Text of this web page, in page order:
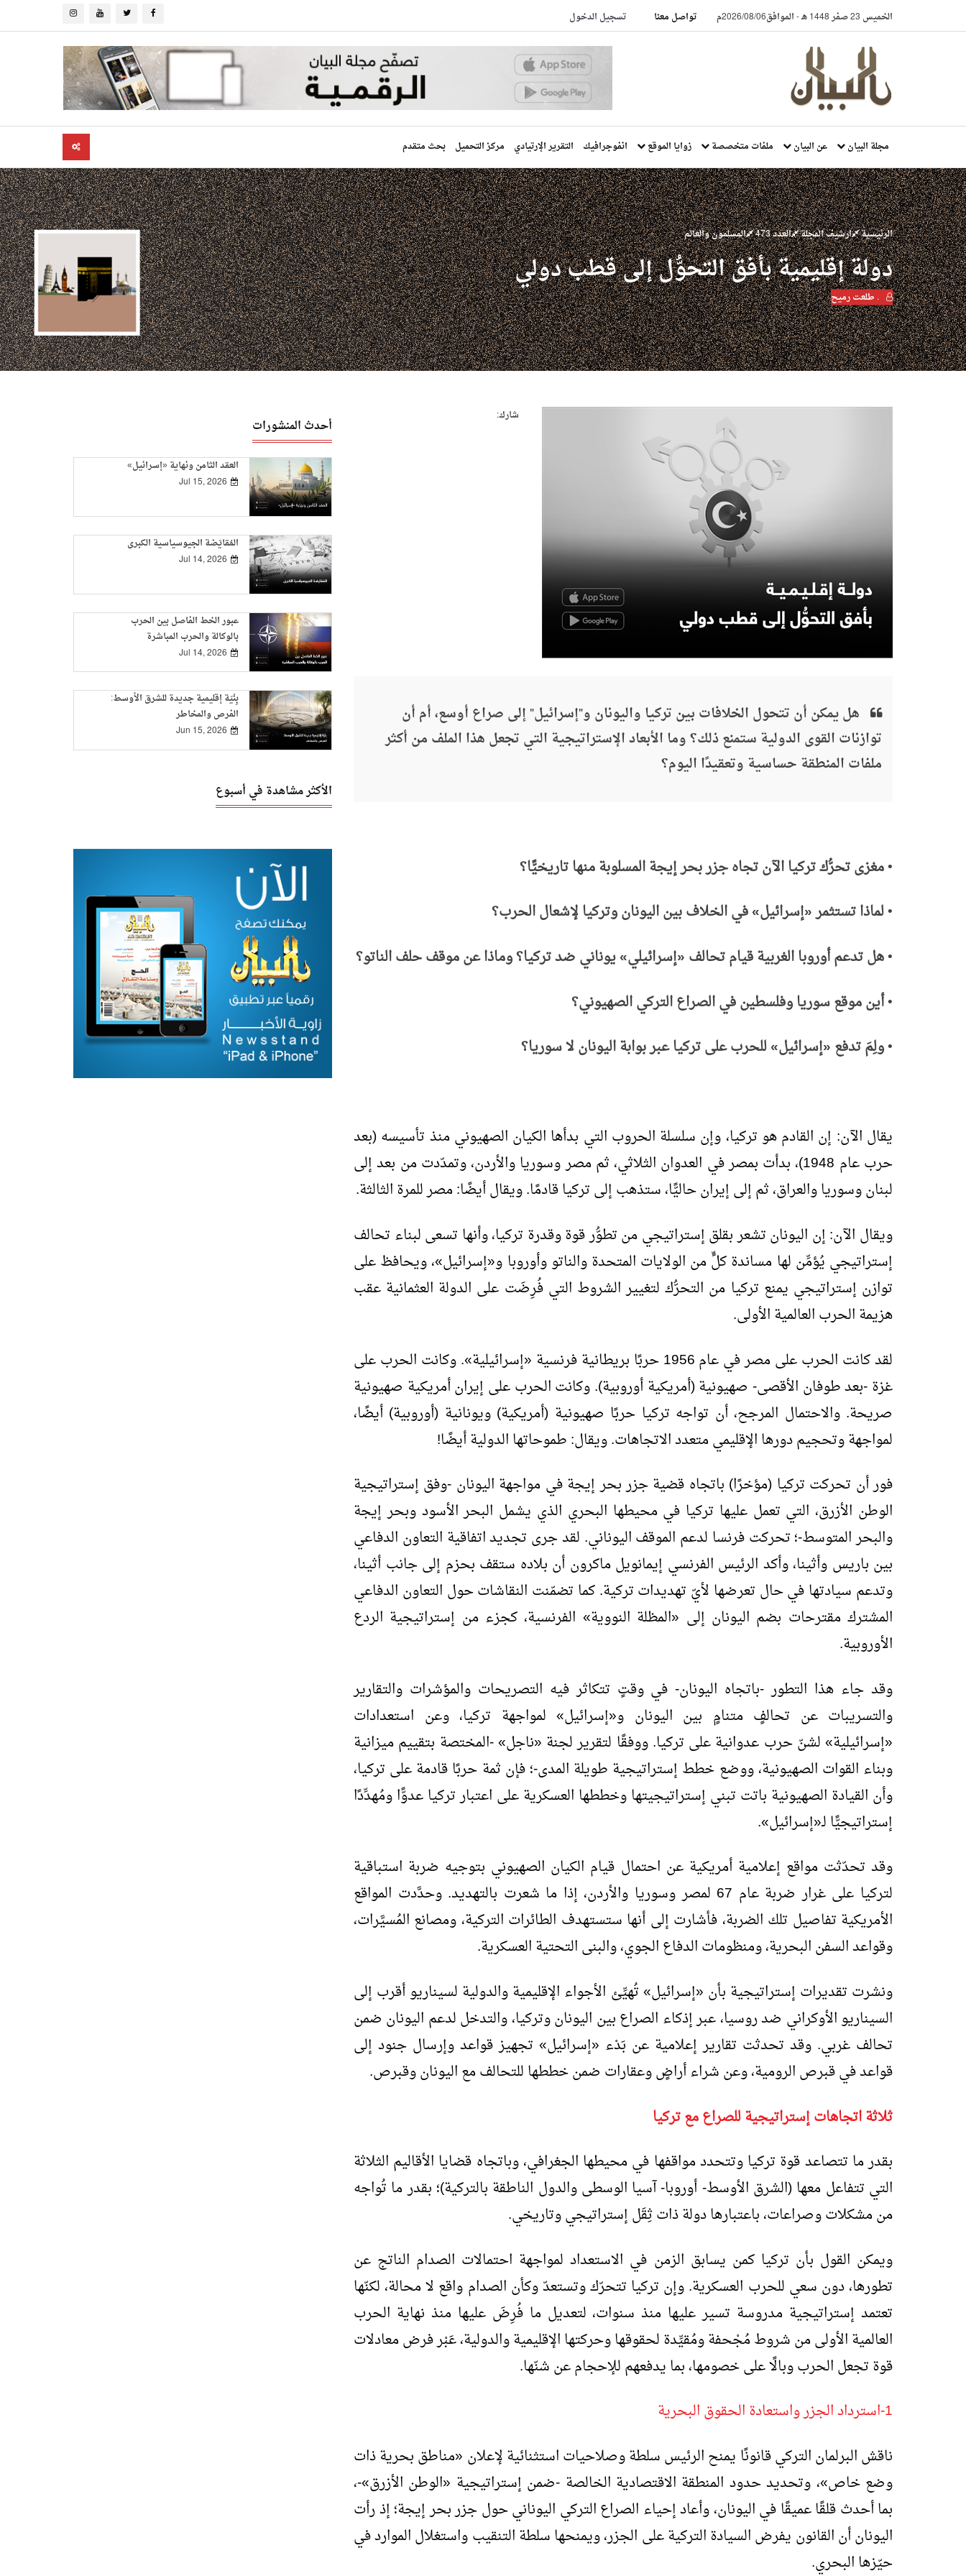
الخميس 23 صفر 1448 هـ -الموافق2026/08/06م تواصل معنا تسجيل الدخول
مجلة البيان عن البيان ملفات متخصصة زوايا الموقع انفوجرافيك التقرير الإرتيادي مركز التحميل بحث متقدم
الرئيسية ارشيف المجلة العدد 473 المسلمون والعالم
دولة إقليمية بأفق التحوُّل إلى قطب دولي
. طلعت رميح
شارك:
هل يمكن أن تتحول الخلافات بين تركيا واليونان و"إسرائيل" إلى صراع أوسع، أم أن
توازنات القوى الدولية ستمنع ذلك؟ وما الأبعاد الإستراتيجية التي تجعل هذا الملف من أكثر
ملفات المنطقة حساسية وتعقيدًا اليوم؟
•مغزى تحرُّك تركيا الآن تجاه جزر بحر إيجة المسلوبة منها تاريخيًّا؟
•لماذا تستثمر«إسرائيل» في الخلاف بين اليونان وتركيا لإشعال الحرب؟
•هل تدعم أوروبا الغربية قيام تحالف«إسرائيلي» يوناني ضد تركيا؟ وماذا عن موقف حلف الناتو؟
•أين موقع سوريا وفلسطين في الصراع التركي الصهيوني؟
•ولِمَ تدفع«إسرائيل» للحرب على تركيا عبر بوابة اليونان لا سوريا؟
يقال الآن: إن القادم هو تركيا، وإن سلسلة الحروب التي بدأها الكيان الصهيوني منذ تأسيسه (بعد
حرب عام 1948)، بدأت بمصر في العدوان الثلاثي، ثم مصر وسوريا والأردن، وتمدّدت من بعد إلى
لبنان وسوريا والعراق، ثم إلى إيران حاليًّا، ستذهب إلى تركيا قادمًا. ويقال أيضًا: مصر للمرة الثالثة.
ويقال الآن: إن اليونان تشعر بقلق إستراتيجي من تطوُّر قوة وقدرة تركيا، وأنها تسعى لبناء تحالف
إستراتيجي يُؤمِّن لها مساندة كلٍّ من الولايات المتحدة والناتو وأوروبا و«إسرائيل»، ويحافظ على
توازن إستراتيجي يمنع تركيا من التحرُّك لتغيير الشروط التي فُرِضَت على الدولة العثمانية عقب
هزيمة الحرب العالمية الأولى.
لقد كانت الحرب على مصر في عام 1956 حربًا بريطانية فرنسية «إسرائيلية». وكانت الحرب على
غزة -بعد طوفان الأقصى- صهيونية (أمريكية أوروبية). وكانت الحرب على إيران أمريكية صهيونية
صريحة. والاحتمال المرجح، أن تواجه تركيا حربًا صهيونية (أمريكية) ويونانية (أوروبية) أيضًا،
لمواجهة وتحجيم دورها الإقليمي متعدد الاتجاهات. ويقال: طموحاتها الدولية أيضًا!
فور أن تحركت تركيا (مؤخرًا) باتجاه قضية جزر بحر إيجة في مواجهة اليونان -وفق إستراتيجية
الوطن الأزرق، التي تعمل عليها تركيا في محيطها البحري الذي يشمل البحر الأسود وبحر إيجة
والبحر المتوسط-؛ تحركت فرنسا لدعم الموقف اليوناني. لقد جرى تجديد اتفاقية التعاون الدفاعي
بين باريس وأثينا، وأكد الرئيس الفرنسي إيمانويل ماكرون أن بلاده ستقف بحزم إلى جانب أثينا،
وتدعم سيادتها في حال تعرضها لأيّ تهديدات تركية. كما تضمّنت النقاشات حول التعاون الدفاعي
المشترك مقترحات بضم اليونان إلى «المظلة النووية» الفرنسية، كجزء من إستراتيجية الردع
الأوروبية.
وقد جاء هذا التطور -باتجاه اليونان- في وقتٍ تتكاثر فيه التصريحات والمؤشرات والتقارير
والتسريبات عن تحالفٍ متنامٍ بين اليونان و«إسرائيل» لمواجهة تركيا، وعن استعدادات
«إسرائيلية» لشنّ حرب عدوانية على تركيا. ووفقًا لتقرير لجنة «ناجل» -المختصة بتقييم ميزانية
وبناء القوات الصهيونية، ووضع خطط إستراتيجية طويلة المدى-؛ فإن ثمة حربًا قادمة على تركيا،
وأن القيادة الصهيونية باتت تبني إستراتيجيتها وخططها العسكرية على اعتبار تركيا عدوًّا ومُهدِّدًا
إستراتيجيًّا لـ«إسرائيل».
وقد تحدّثت مواقع إعلامية أمريكية عن احتمال قيام الكيان الصهيوني بتوجيه ضربة استباقية
لتركيا على غرار ضربة عام 67 لمصر وسوريا والأردن، إذا ما شعرت بالتهديد. وحدَّدت المواقع
الأمريكية تفاصيل تلك الضربة، فأشارت إلى أنها ستستهدف الطائرات التركية، ومصانع المُسيَّرات،
وقواعد السفن البحرية، ومنظومات الدفاع الجوي، والبنى التحتية العسكرية.
ونشرت تقديرات إستراتيجية بأن «إسرائيل» تُهيِّئ الأجواء الإقليمية والدولية لسيناريو أقرب إلى
السيناريو الأوكراني ضد روسيا، عبر إذكاء الصراع بين اليونان وتركيا، والتدخل لدعم اليونان ضمن
تحالف غربي. وقد تحدثت تقارير إعلامية عن بَدْء «إسرائيل» تجهيز قواعد وإرسال جنود إلى
قواعد في قبرص الرومية، وعن شراء أراضٍ وعقارات ضمن خططها للتحالف مع اليونان وقبرص.
ثلاثة اتجاهات إستراتيجية للصراع مع تركيا
بقدر ما تتصاعد قوة تركيا وتتحدد مواقفها في محيطها الجغرافي، وباتجاه قضايا الأقاليم الثلاثة
التي تتفاعل معها (الشرق الأوسط- أوروبا- آسيا الوسطى والدول الناطقة بالتركية)؛ بقدر ما تُواجه
من مشكلات وصراعات، باعتبارها دولة ذات ثِقَل إستراتيجي وتاريخي.
ويمكن القول بأن تركيا كمن يسابق الزمن في الاستعداد لمواجهة احتمالات الصدام الناتج عن
تطورها، دون سعي للحرب العسكرية. وإن تركيا تتحرّك وتستعدّ وكأن الصدام واقع لا محالة، لكنّها
تعتمد إستراتيجية مدروسة تسير عليها منذ سنوات، لتعديل ما فُرِضَ عليها منذ نهاية الحرب
العالمية الأولى من شروط مُجْحفة ومُقيِّدة لحقوقها وحركتها الإقليمية والدولية، عَبْر فرض معادلات
قوة تجعل الحرب وبالًا على خصومها، بما يدفعهم للإحجام عن شنّها.
1-استرداد الجزر واستعادة الحقوق البحرية
ناقش البرلمان التركي قانونًا يمنح الرئيس سلطة وصلاحيات استثنائية لإعلان «مناطق بحرية ذات
وضع خاص»، وتحديد حدود المنطقة الاقتصادية الخالصة -ضمن إستراتيجية «الوطن الأزرق»-،
بما أحدث قلقًا عميقًا في اليونان، وأعاد إحياء الصراع التركي اليوناني حول جزر بحر إيجة؛ إذ رأت
اليونان أن القانون يفرض السيادة التركية على الجزر، ويمنحها سلطة التنقيب واستغلال الموارد في
حيّزها البحري.
أحدث المنشورات
العقد الثامن ونهاية «إسرائيل»
Jul 15, 2026
المُقايَضة الجيوسياسية الكبرى
Jul 14, 2026
عبور الخط الفاصل بين الحرب
بالوكالة والحرب المباشرة
Jul 14, 2026
بِنْيَة إقليمية جديدة للشرق الأوسط:
الفرص والمخاطر
Jun 15, 2026
الأكثر مشاهدة في أسبوع